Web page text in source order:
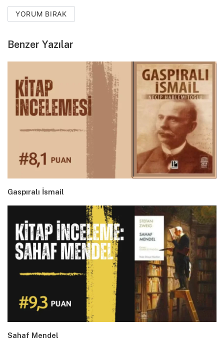
YORUM BIRAK
Benzer Yazılar
Gaspıralı İsmail
Sahaf Mendel